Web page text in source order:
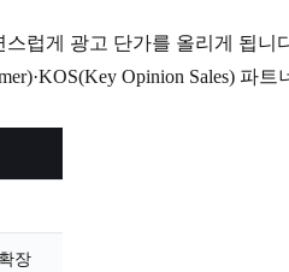
럽게 광고 단가를 올리게 됩
Opinion Sales) 파
장